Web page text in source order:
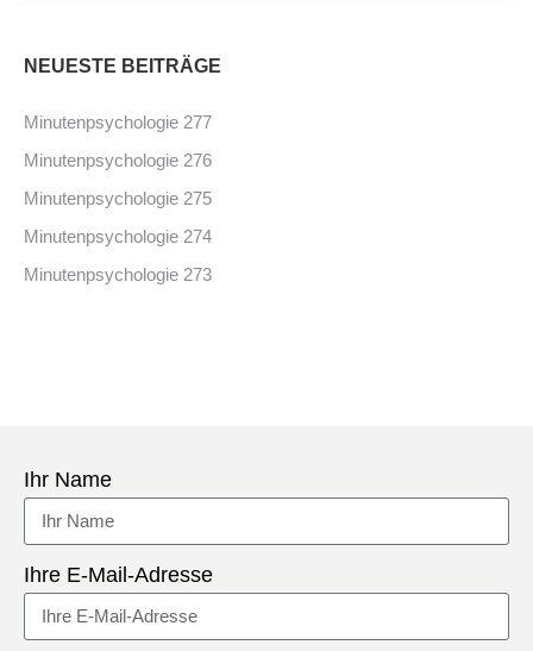
NEUESTE BEITRÄGE
Minutenpsychologie 277
Minutenpsychologie 276
Minutenpsychologie 275
Minutenpsychologie 274
Minutenpsychologie 273
Ihr Name
Ihre E-Mail-Adresse